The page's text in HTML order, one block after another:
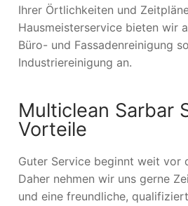
Ihrer Örtlichkeiten und
Hausmeisterservice bieten wir
Büro- und Fassadenreinigung
Industriereinigung an.
Multiclean Sarbar
Vorteile
Guter Service beginnt weit vor
Daher nehmen wir uns gerne
und eine freundliche,